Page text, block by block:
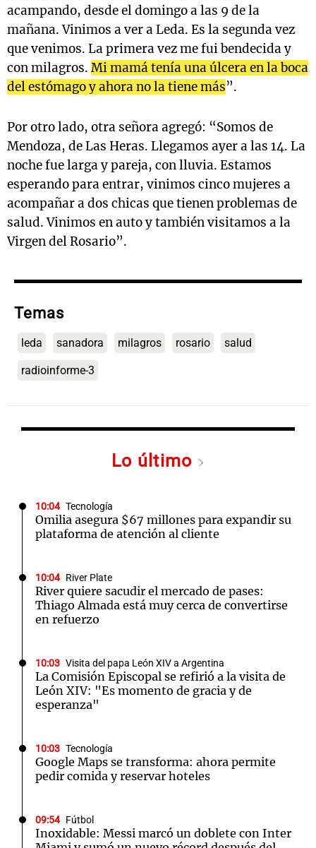
acampando, desde el domingo a las 9 de la
mañana. Vinimos a ver a Leda. Es la segunda vez
que venimos. La primera vez me fui bendecida y
con milagros. Mi mamá tenía una úlcera en la boca
del estómago y ahora no la tiene más”.
Por otro lado, otra señora agregó: “Somos de
Mendoza, de Las Heras. Llegamos ayer a las 14. La
noche fue larga y pareja, con lluvia. Estamos
esperando para entrar, vinimos cinco mujeres a
acompañar a dos chicas que tienen problemas de
salud. Vinimos en auto y también visitamos a la
Virgen del Rosario”.
Temas
leda sanadora milagros rosario salud
radioinforme-3
Lo último
10:04 Tecnología
Omilia asegura $67 millones para expandir su
plataforma de atención al cliente
10:04 River Plate
River quiere sacudir el mercado de pases:
Thiago Almada está muy cerca de convertirse
en refuerzo
10:03 Visita del papa León XIV a Argentina
La Comisión Episcopal se refirió a la visita de
León XIV: "Es momento de gracia y de
esperanza"
10:03 Tecnología
Google Maps se transforma: ahora permite
pedir comida y reservar hoteles
09:54 Fútbol
Inoxidable: Messi marcó un doblete con Inter